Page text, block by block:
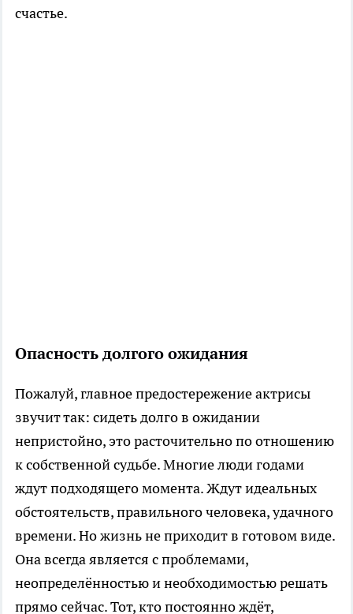
счастье.
Опасность долгого ожидания
Пожалуй, главное предостережение актрисы
звучит так: сидеть долго в ожидании
непристойно, это расточительно по отношению
к собственной судьбе. Многие люди годами
ждут подходящего момента. Ждут идеальных
обстоятельств, правильного человека, удачного
времени. Но жизнь не приходит в готовом виде.
Она всегда является с проблемами,
неопределённостью и необходимостью решать
прямо сейчас. Тот, кто постоянно ждёт,